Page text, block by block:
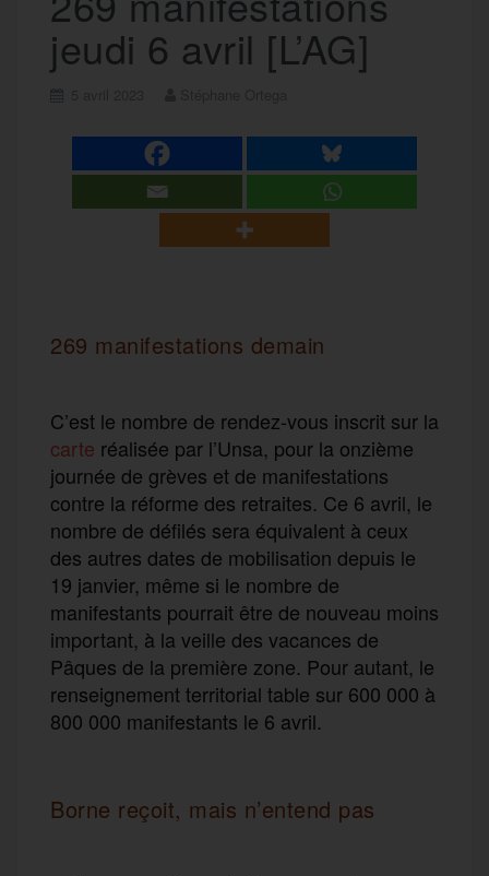
jeudi 6 avril [L’AG]
269 manifestations demain
C’est le nombre de rendez-vous inscrit sur la
carte réalisée par l’Unsa, pour la onzième
journée de grèves et de manifestations
contre la réforme des retraites. Ce 6 avril, le
nombre de défilés sera équivalent à ceux
des autres dates de mobilisation depuis le
19 janvier, même si le nombre de
manifestants pourrait être de nouveau moins
important, à la veille des vacances de
Pâques de la première zone. Pour autant, le
renseignement territorial table sur 600 000 à
800 000 manifestants le 6 avril.
Borne reçoit, mais n’entend pas